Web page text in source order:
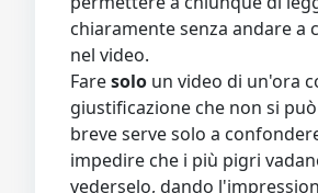
chiaramente senza andare a
nel video.
Faresolo un video di un'ora
giustificazione che non si
breve serve solo a
impedire che i più pigri
vederselo, dando